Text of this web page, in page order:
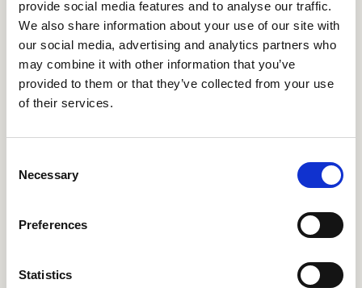
provide social media features and to analyse our traffic.
We also share information about your use of our site with
our social media, advertising and analytics partners who
may combine it with other information that you’ve
provided to them or that they’ve collected from your use
of their services.
Selection
Necessary
Preferences
Statistics